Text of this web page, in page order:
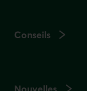
Conseils